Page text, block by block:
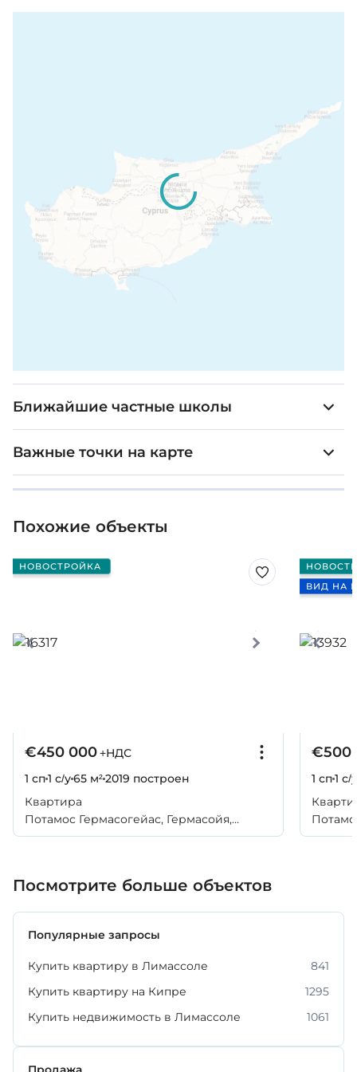
Ближайшие частные школы
Важные точки на карте
Похожие объекты
НОВОСТРОЙКА
€450 000+НДС
1 сп1 с/у65 м²2019 построен
Квартира
Потамос Гермасогейас, Гермасойя,
Лимассол
ВИД НА
€500
1 сп1 с/у
Посмотрите больше объектов
Популярные запросы
Купить квартиру в Лимассоле
841
Купить квартиру на Кипре
1295
Купить недвижимость в Лимассоле
1061